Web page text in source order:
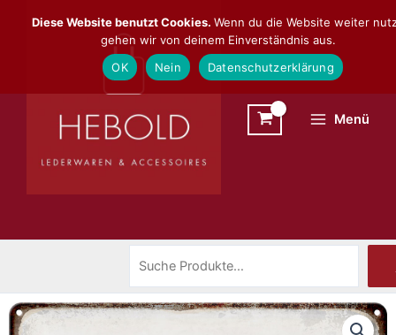
Inhalt
Menü
Diese Website benutzt Cookies. Wenn du die Website weiter
gehen wir von deinem Einverständnis aus.
OK
Nein Datenschutzerklärung